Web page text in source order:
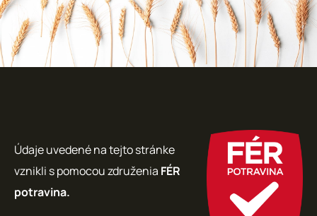
Údaje uvedené na tejto stránke
vznikli s pomocou združenia FÉR
potravina.